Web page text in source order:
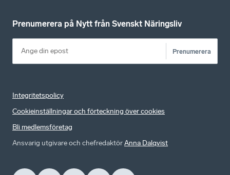
Prenumerera på Nytt från Svenskt Näringsliv
Prenumerera
Integritetspolicy
Cookieinställningar och förteckning över cookies
Bli medlemsföretag
Ansvarig utgivare och chefredaktörAnna Dalqvist